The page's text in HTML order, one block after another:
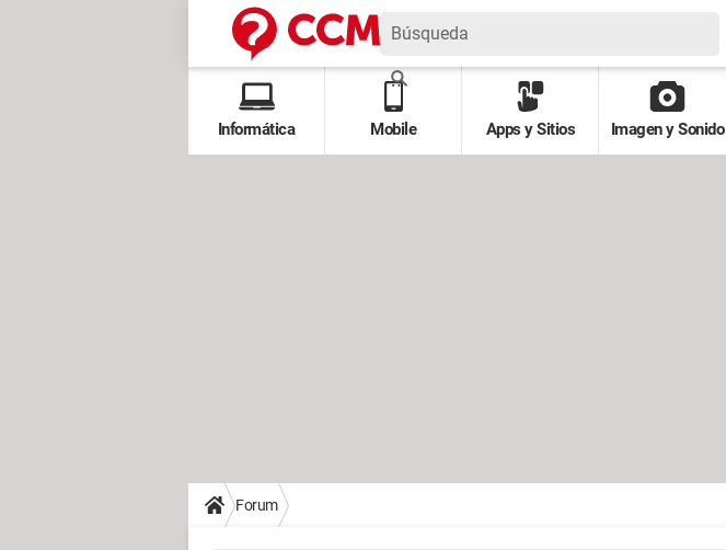
Informática Mobile Apps y Sitios Imagen y Sonido
Forum